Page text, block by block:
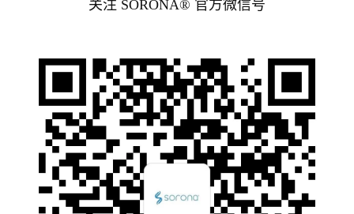
关注 SORONA® 官方微信号